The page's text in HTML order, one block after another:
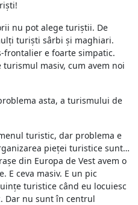
nu pot alege turiștii. De
turiști sârbi și maghiari.
frontalier e foarte simpatic.
turismul masiv, cum avem noi
asta, a turismului de
turistic, dar problema e
pieței turistice sunt…
din Europa de Vest avem o
E ceva masiv. E un pic
turistice când eu locuiesc
Dar nu sunt în centrul